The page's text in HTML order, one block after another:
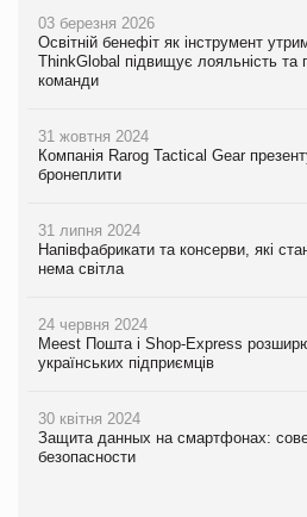
03 березня 2026
Освітній бенефіт як інструмент
ThinkGlobal підвищує лояльність та
команди
31 жовтня 2024
Компанія Rarog Tactical Gear
бронеплити
31 липня 2024
Напівфабрикати та консерви, які
нема світла
24 червня 2024
Meest Пошта і Shop-Express
українських підприємців
30 квітня 2024
Защита данных на смартфонах:
безопасности